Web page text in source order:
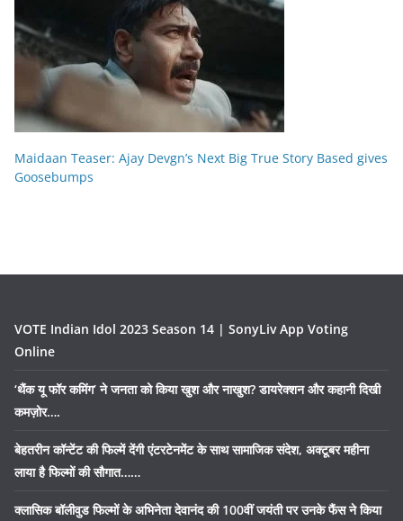
Maidaan Teaser: Ajay Devgn’s Next Big True Story Based gives
Goosebumps
VOTE Indian Idol 2023 Season 14 | SonyLiv App Voting
Online
‘थैंक यू फॉर कमिंग’ ने जनता को किया खुश और नाखुश? डायरेक्शन और कहानी दिखी
कमज़ोर….
बेहतरीन कॉन्टेंट की फिल्में देंगी एंटरटेनमेंट के साथ सामाजिक संदेश, अक्टूबर महीना
लाया है फिल्मों की सौगात……
क्लासिक बॉलीवुड फिल्मों के अभिनेता देवानंद की 100वीं जयंती पर उनके फैंस ने किया